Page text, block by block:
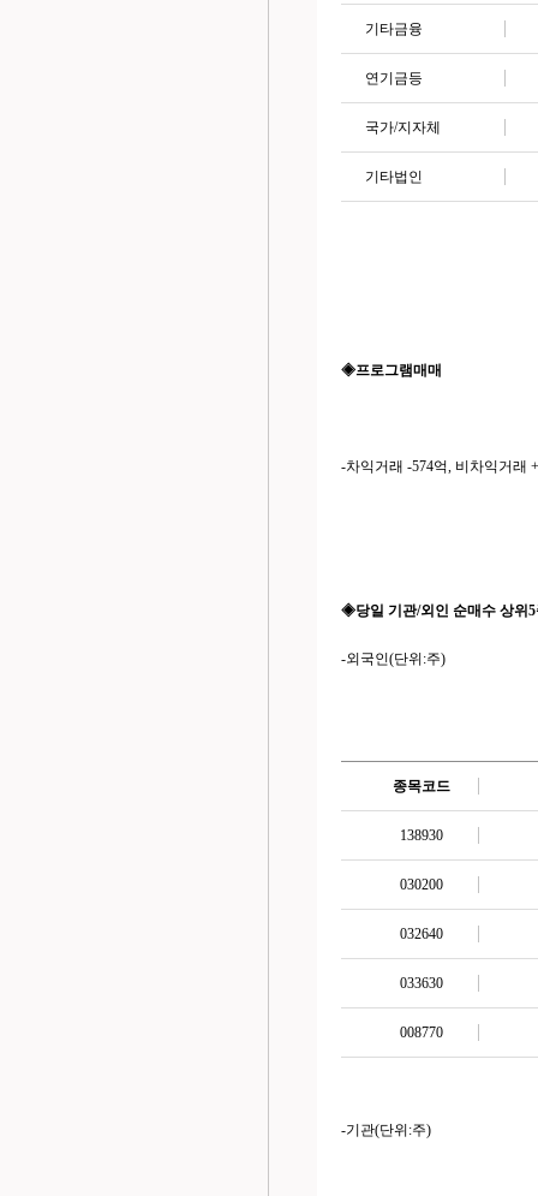
기타금융
연기금등
국가/지자체
기타법인
◈프로그램매매
-차익거래 -574억, 비차익거래
◈당일 기관/외인 순매수 상위
-외국인(단위:주)
종목코드
138930
030200
032640
033630
008770
-기관(단위:주)